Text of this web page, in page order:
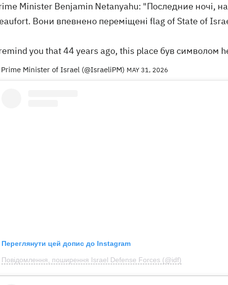
Minister Benjamin Netanyahu: "Последние ночі,
Вони впевнено переміщені flag of State of
you that 44 years ago, this place був символом
Minister of Israel (@IsraeliPM) MAY 31, 2026
Переглянути цей допис до Instagram
Повідомлення, поширення Israel Defense Forces (@idf)